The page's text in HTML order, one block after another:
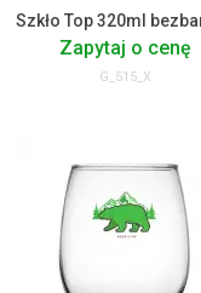
Szkło Top 320ml
Zapytaj o cenę
G_515_X